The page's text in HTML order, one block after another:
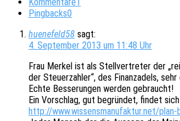
Pingbacks0
huenefeld58 sagt:
4. September 2013 um 11:48 Uhr
Frau Merkel ist als Stell­ver­tre­ter der
der Steu­er­zah­ler“, des Finanz­adels,
Echte Besse­run­gen werden gebraucht!
Ein Vorschlag, gut begrün­det, findet
http://www.wissensmanufaktur.net/